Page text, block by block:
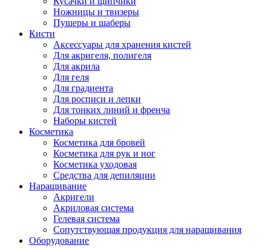
Ножницы и твизеры
Пушеры и шаберы
Кисти
Аксессуары для хранения кистей
Для акригеля, полигеля
Для акрила
Для геля
Для градиента
Для росписи и лепки
Для тонких линий и френча
Наборы кистей
Косметика
Косметика для бровей
Косметика для рук и ног
Косметика уходовая
Средства для депиляции
Наращивание
Акригели
Акриловая система
Гелевая система
Сопутствующая продукция для наращивания
Оборудование